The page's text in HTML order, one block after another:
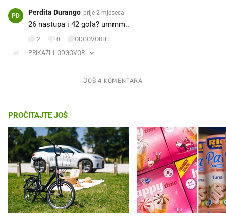
PD Perdita Durango prije 2 mjeseca
26 nastupa i 42 gola? ummm..
2 0
ODGOVORITE
PRIKAŽI 1 ODGOVOR
JOŠ 4 KOMENTARA
PROČITAJTE JOŠ